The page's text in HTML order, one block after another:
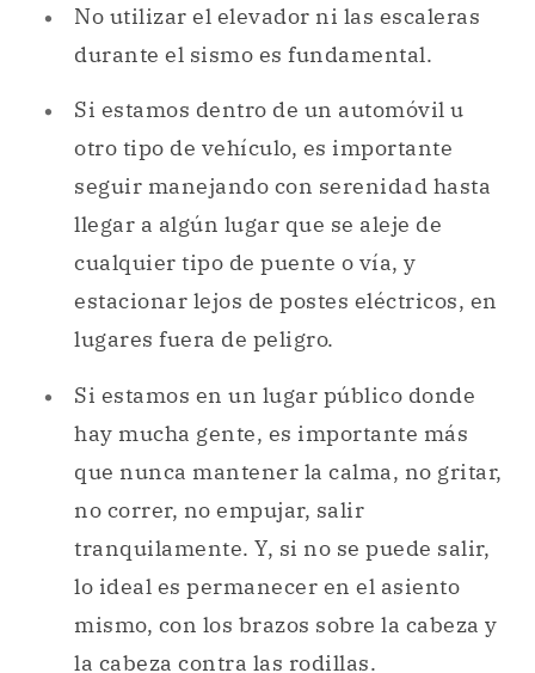
No utilizar el elevador ni las escaleras
durante el sismo es fundamental.
Si estamos dentro de un automóvil u
otro tipo de vehículo, es importante
seguir manejando con serenidad hasta
llegar a algún lugar que se aleje de
cualquier tipo de puente o vía, y
estacionar lejos de postes eléctricos, en
lugares fuera de peligro.
Si estamos en un lugar público donde
hay mucha gente, es importante más
que nunca mantener la calma, no gritar,
no correr, no empujar, salir
tranquilamente. Y, si no se puede salir,
lo ideal es permanecer en el asiento
mismo, con los brazos sobre la cabeza y
la cabeza contra las rodillas.